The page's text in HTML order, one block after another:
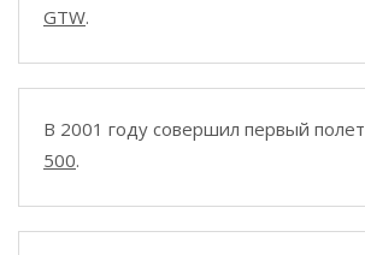
GTW.
В 2001 году совершил первый полет
500.